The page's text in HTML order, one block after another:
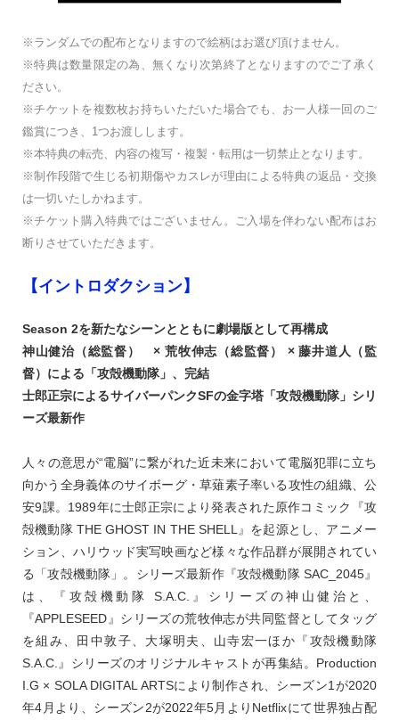
※ランダムでの配布となりますので絵柄はお選び頂けません。
※特典は数量限定の為、無くなり次第終了となりますのでご了承く
ださい。
※チケットを複数枚お持ちいただいた場合でも、お一人様一回のご
鑑賞につき、1つお渡しします。
※本特典の転売、内容の複写・複製・転用は一切禁止となります。
※制作段階で生じる初期傷やカスレが理由による特典の返品・交換
は一切いたしかねます。
※チケット購入特典ではございません。ご入場を伴わない配布はお
断りさせていただきます。
【イントロダクション】
Season 2を新たなシーンとともに劇場版として再構成
神山健治（総監督） × 荒牧伸志（総監督） × 藤井道人（監
督）による「攻殻機動隊」、完結
士郎正宗によるサイバーパンクSFの金字塔「攻殻機動隊」シリ
ーズ最新作
人々の意思が“電脳”に繋がれた近未来において電脳犯罪に立ち
向かう全身義体のサイボーグ・草薙素子率いる攻性の組織、公
安9課。1989年に士郎正宗により発表された原作コミック『攻
殻機動隊 THE GHOST IN THE SHELL』を起源とし、アニメー
ション、ハリウッド実写映画など様々な作品群が展開されてい
る「攻殻機動隊」。シリーズ最新作『攻殻機動隊 SAC_2045』
は、『攻殻機動隊 S.A.C.』シリーズの神山健治と、
『APPLESEED』シリーズの荒牧伸志が共同監督としてタッグ
を組み、田中敦子、大塚明夫、山寺宏一ほか『攻殻機動隊
S.A.C.』シリーズのオリジナルキャストが再集結。Production
I.G × SOLA DIGITAL ARTSにより制作され、シーズン1が2020
年4月より、シーズン2が2022年5月よりNetflixにて世界独占配